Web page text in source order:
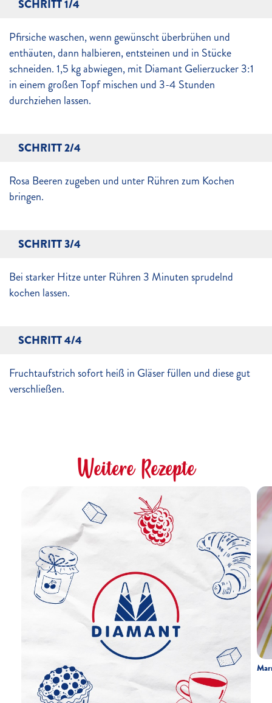
SCHRITT 1/4
Pfirsiche waschen, wenn gewünscht überbrühen und
enthäuten, dann halbieren, entsteinen und in Stücke
schneiden. 1,5 kg abwiegen, mit Diamant Gelierzucker 3:1
in einem großen Topf mischen und 3-4 Stunden
durchziehen lassen.
SCHRITT 2/4
Rosa Beeren zugeben und unter Rühren zum Kochen
bringen.
SCHRITT 3/4
Bei starker Hitze unter Rühren 3 Minuten sprudelnd
kochen lassen.
SCHRITT 4/4
Fruchtaufstrich sofort heiß in Gläser füllen und diese gut
verschließen.
Weitere Rezepte